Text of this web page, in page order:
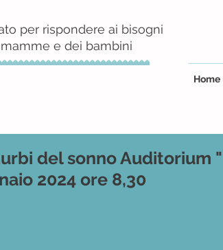
per rispondere ai bisogni
e dei bambini
Home
del sonno Auditorium
2024 ore 8,30